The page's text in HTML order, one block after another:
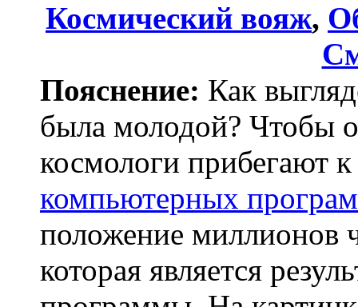
Космический вояж,
Пояснение: Как
была молодой? Чтобы
космологи прибегают
компьютерных
положение миллионов
которая является